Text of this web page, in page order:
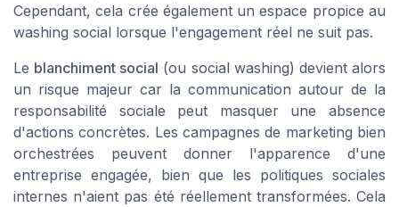
Cependant, cela crée également un espace propice au
washing social lorsque l'engagement réel ne suit pas.
Le blanchiment social (ou social washing) devient alors
un risque majeur car la communication autour de la
responsabilité sociale peut masquer une absence
d'actions concrètes. Les campagnes de marketing bien
orchestrées peuvent donner l'apparence d'une
entreprise engagée, bien que les politiques sociales
internes n'aient pas été réellement transformées. Cela